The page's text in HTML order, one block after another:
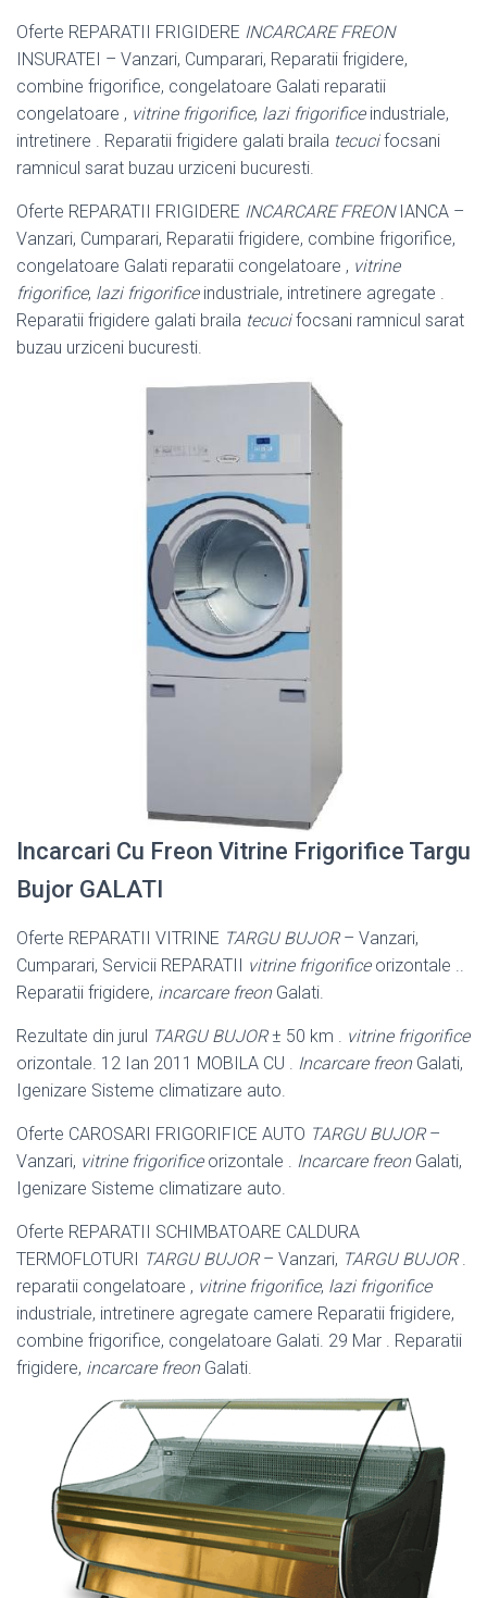
Oferte REPARATII FRIGIDERE INCARCARE FREON
INSURATEI – Vanzari, Cumparari, Reparatii frigidere,
combine frigorifice, congelatoare Galati reparatii
congelatoare , vitrine frigorifice, lazi frigorificeindustriale,
intretinere . Reparatii frigidere galati braila tecucifocsani
ramnicul sarat buzau urziceni bucuresti.
Oferte REPARATII FRIGIDERE INCARCARE FREONIANCA –
Vanzari, Cumparari, Reparatii frigidere, combine frigorifice,
congelatoare Galati reparatii congelatoare , vitrine
frigorifice, lazi frigorificeindustriale, intretinere agregate .
Reparatii frigidere galati braila tecucifocsani ramnicul sarat
buzau urziceni bucuresti.
Incarcari Cu Freon Vitrine Frigorifice Targu
Bujor GALATI
Oferte REPARATII VITRINE TARGU BUJOR– Vanzari,
Cumparari, Servicii REPARATII vitrine frigorificeorizontale ..
Reparatii frigidere, incarcare freonGalati.
Rezultate din jurul TARGU BUJOR± 50 km . vitrine frigorifice
orizontale. 12 Ian 2011 MOBILA CU . Incarcare freonGalati,
Igenizare Sisteme climatizare auto.
Oferte CAROSARI FRIGORIFICE AUTO TARGU BUJOR–
Vanzari, vitrine frigorificeorizontale . Incarcare freonGalati,
Igenizare Sisteme climatizare auto.
Oferte REPARATII SCHIMBATOARE CALDURA
TERMOFLOTURI TARGU BUJOR– Vanzari, TARGU BUJOR.
reparatii congelatoare , vitrine frigorifice, lazi frigorifice
industriale, intretinere agregate camere Reparatii frigidere,
combine frigorifice, congelatoare Galati. 29 Mar . Reparatii
frigidere, incarcare freonGalati.